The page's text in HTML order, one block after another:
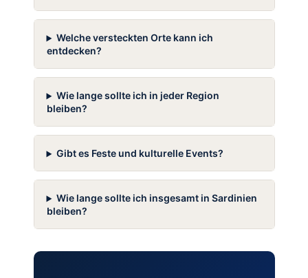
Welche versteckten Orte kann ich
entdecken?
Wie lange sollte ich in jeder Region
bleiben?
Gibt es Feste und kulturelle Events?
Wie lange sollte ich insgesamt in Sardinien
bleiben?